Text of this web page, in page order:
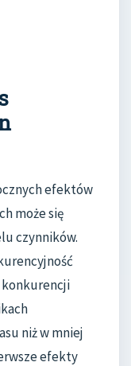
efektów
może się
czynników.
konkurencji
niż w mniej
efekty